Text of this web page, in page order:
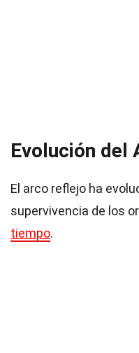
Evolución del
El arco reflejo ha
supervivencia de los
tiempo.